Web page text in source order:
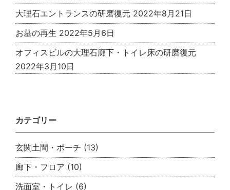
大理石エントランスの研磨復元 2022年8月21日
お墓の再生 2022年5月6日
オフィスビルの大理石廊下・トイレ床の研磨復元
2022年3月10日
カテゴリー
玄関土間・ポーチ (13)
廊下・フロア (10)
洗面室・トイレ (6)